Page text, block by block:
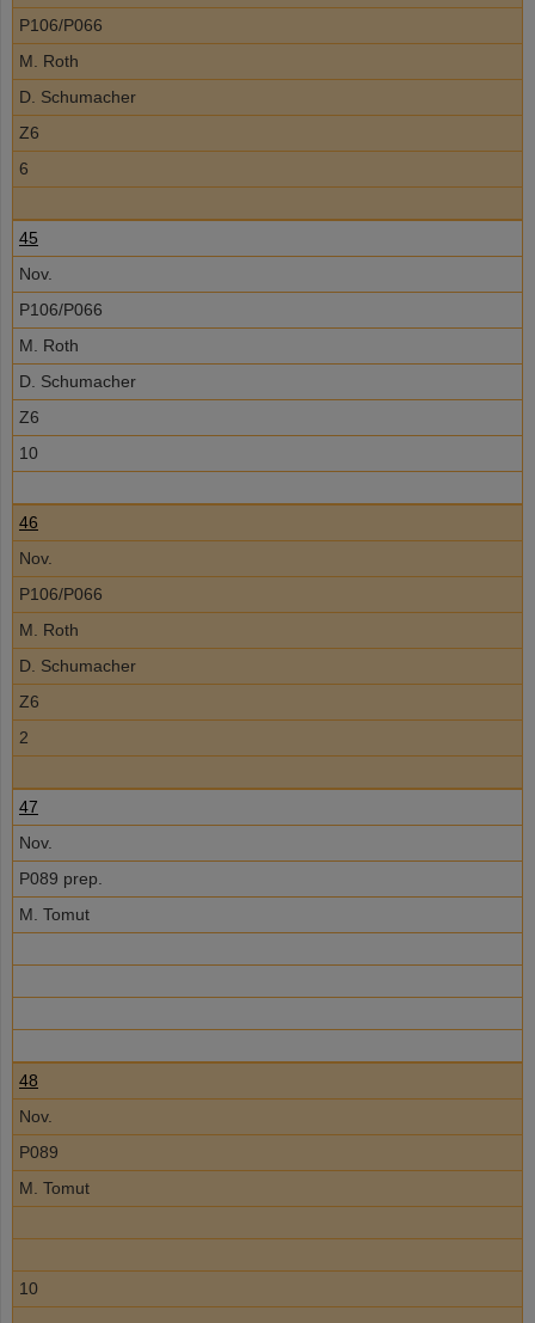
P106/P066
M. Roth
D. Schumacher
Z6
6
45
Nov.
P106/P066
M. Roth
D. Schumacher
Z6
10
46
Nov.
P106/P066
M. Roth
D. Schumacher
Z6
2
47
Nov.
P089 prep.
M. Tomut
48
Nov.
P089
M. Tomut
10